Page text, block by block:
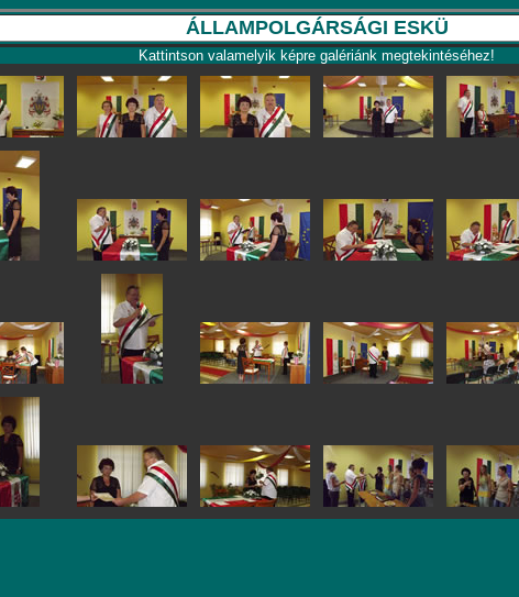
ÁLLAMPOLGÁRSÁGI ESKÜ
Kattintson valamelyik képre galériánk megtekintéséhez!